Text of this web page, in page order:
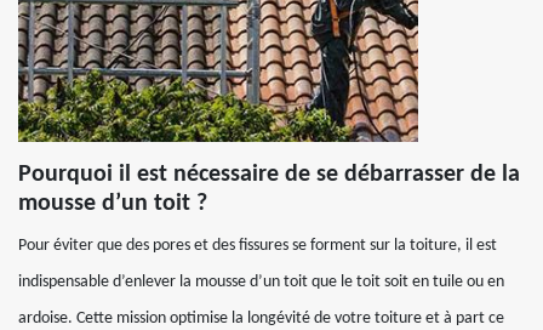
Pourquoi il est nécessaire de se débarrasser de la
mousse d’un toit ?
Pour éviter que des pores et des fissures se forment sur la toiture, il est
indispensable d’enlever la mousse d’un toit que le toit soit en tuile ou en
ardoise. Cette mission optimise la longévité de votre toiture et à part ce